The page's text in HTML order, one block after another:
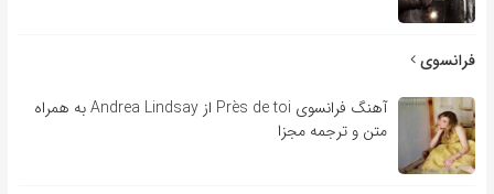
فرانسوی
آهنگ فرانسوی Près de toi از Andrea Lindsay به همراه
متن و ترجمه مجزا